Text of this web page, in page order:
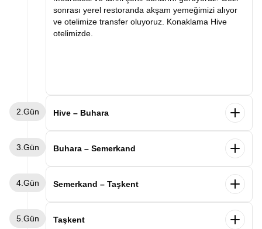
sonrası yerel restoranda akşam yemeğimizi alıyor
ve otelimize transfer oluyoruz. Konaklama Hive
otelimizde.
2.Gün Hive – Buhara
hareket ediyoruz. Varışımızla birlikte İpek Yolu'nun
Kalesi, Kalon Minaresi, Kalon Camii, Miri Arab
Medresesi, Lyabi Hauz Kompleksi ve tarihi çarşıları
mimarisiyle büyüleyen Buhara gezimizin ardından
3.Gün Buhara – Semerkand
devam ediyoruz. Ünlü mutasavvıf Bahaddin
Hosa Sarayı'nı geziyoruz. Verilecek serbest
4.Gün Semerkand – Taşkent
turumuza başlıyoruz. İlk durağımız Orta Asya'nın en
5.Gün Taşkent